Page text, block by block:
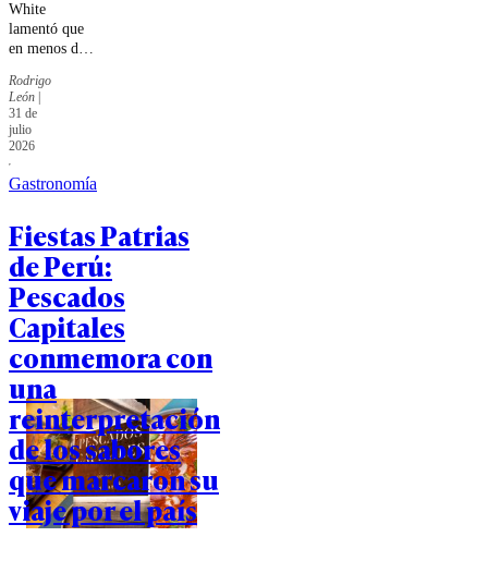
White
lamentó que
en menos de
tenido que
despedir a dos
menores de
edad
asesinados en
distintas
Rodrigo
León |
31 de
julio
2026
Gastronomía
Fiestas Patrias
de Perú:
Pescados
Capitales
conmemora con
una
reinterpretación
de los sabores
que marcaron su
viaje por el país